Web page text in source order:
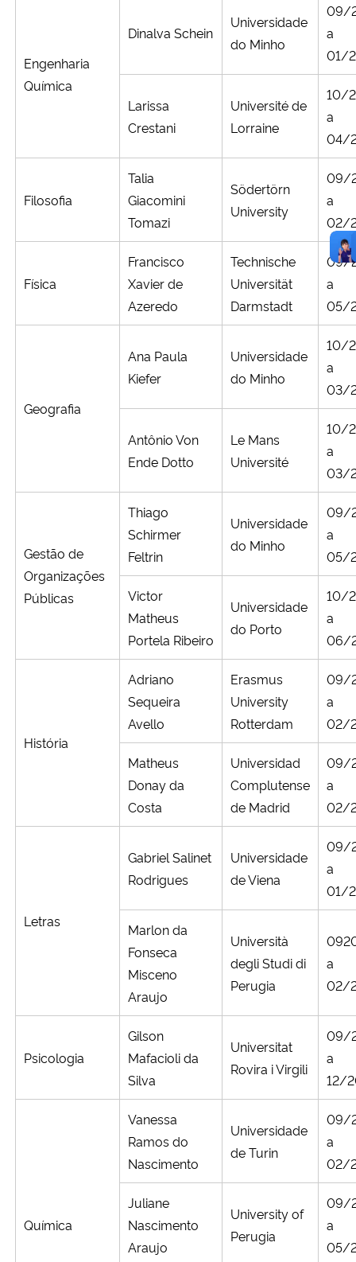
Engenharia
Química
Dinalva Schein
Universidade
do Minho
09/
a
01/
Larissa
Crestani
Université de
Lorraine
10/
a
04/
Filosofia
Talia
Giacomini
Tomazi
Södertörn
University
09/
a
02/
Física
Francisco
Xavier de
Azeredo
Technische
Universität
Darmstadt
09/
a
05/
Geografia
Ana Paula
Kiefer
Universidade
do Minho
10/
a
03/
Antônio Von
Ende Dotto
Le Mans
Université
10/
a
03/
Gestão de
Organizações
Públicas
Thiago
Schirmer
Feltrin
Universidade
do Minho
09/
a
05/
Victor
Matheus
Portela Ribeiro
Universidade
do Porto
10/
a
06/
História
Adriano
Sequeira
Avello
Erasmus
University
Rotterdam
09/
a
02/
Matheus
Donay da
Costa
Universidad
Complutense
de Madrid
09/
a
02/
Letras
Gabriel Salinet
Rodrigues
Universidade
de Viena
09/
a
01/
Marlon da
Fonseca
Misceno
Araujo
Università
degli Studi di
Perugia
a
02/
Psicologia
Gilson
Mafacioli da
Silva
Universitat
Rovira i Virgili
09/
a
12/
Química
Vanessa
Ramos do
Nascimento
Universidade
de Turin
09/
a
02/
Juliane
Nascimento
Araujo
University of
Perugia
09/
a
05/